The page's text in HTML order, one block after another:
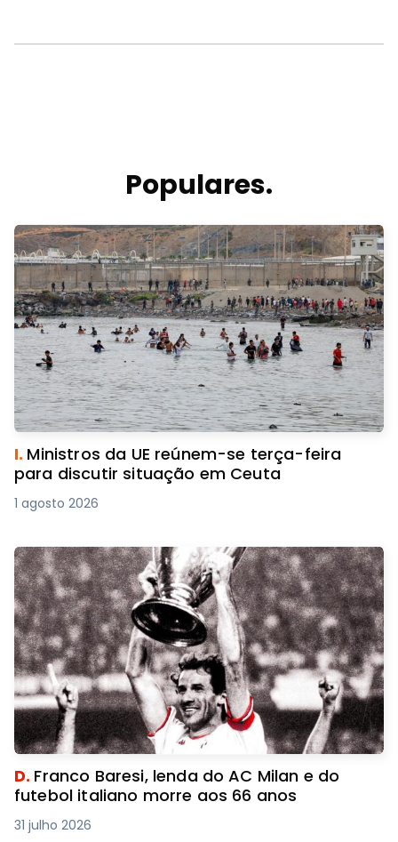
Populares.
I. Ministros da UE reúnem-se terça-feira
para discutir situação em Ceuta
1 agosto 2026
D. Franco Baresi, lenda do AC Milan e do
futebol italiano morre aos 66 anos
31 julho 2026